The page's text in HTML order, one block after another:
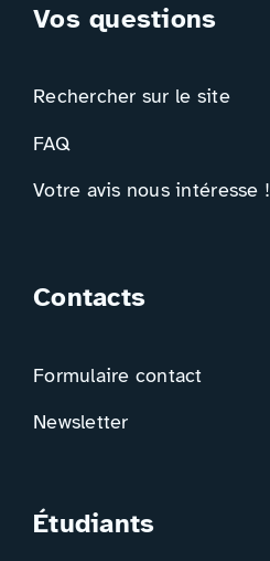
Vos questions
Rechercher sur le site
FAQ
Votre avis nous intéresse !
Contacts
Formulaire contact
Newsletter
Étudiants